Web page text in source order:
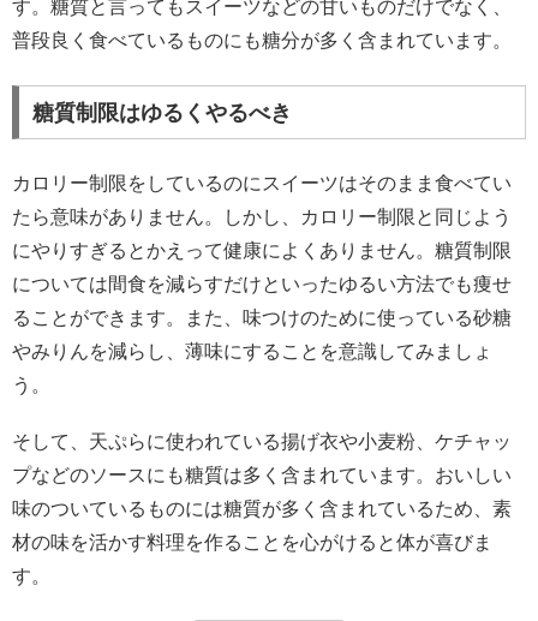
す。糖質と言ってもスイーツなどの甘いものだけでなく、
普段良く食べているものにも糖分が多く含まれています。
糖質制限はゆるくやるべき
カロリー制限をしているのにスイーツはそのまま食べてい
たら意味がありません。しかし、カロリー制限と同じよう
にやりすぎるとかえって健康によくありません。糖質制限
については間食を減らすだけといったゆるい方法でも痩せ
ることができます。また、味つけのために使っている砂糖
やみりんを減らし、薄味にすることを意識してみましょ
う。
そして、天ぷらに使われている揚げ衣や小麦粉、ケチャッ
プなどのソースにも糖質は多く含まれています。おいしい
味のついているものには糖質が多く含まれているため、素
材の味を活かす料理を作ることを心がけると体が喜びま
す。